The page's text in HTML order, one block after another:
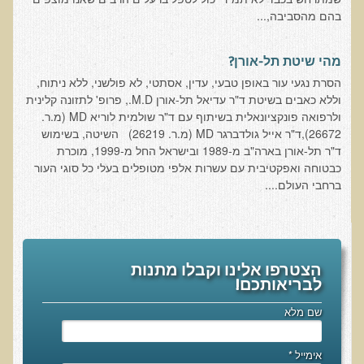
אוכלי כל, צמחונים או טבעונים
וידאו סדנת מערכת החיסון
כל האמת על שמנים ושומנים
רכישת סדנת כל האמת על שמנים ושומנים
טבעונות הלכה למעשה
רכישת סדנת טבעונות הלכה למעשה
הרצאות ואירועים
בהם מהסביבה,...
מהי שיטת תל-אורן?
הסרת נגעי עור באופן טבעי, עדין, אסתטי, לא פולשני, ללא ניתוח,
וללא כאבים בשיטת ד"ר עדיאל תל-אורן M.D., פרופ' לתזונה קלינית
ולרפואה פונקציונאלית בשיתוף עם ד"ר שולמית לוריא MD (מ.ר.
26672),ד"ר אייל גולדברגר MD (מ.ר. 26219) השיטה, בשימוש
ד"ר תל-אורן בארה"ב מ-1989 ובישראל החל מ-1999, מוכרת
כבטוחה ואפקטיבית עם עשרות אלפי מטופלים בעלי כל סוגי העור
ברחבי העולם....
הצטרפו אלינו וקבלו מתנות
לבריאותכם!
שם מלא
אימייל*